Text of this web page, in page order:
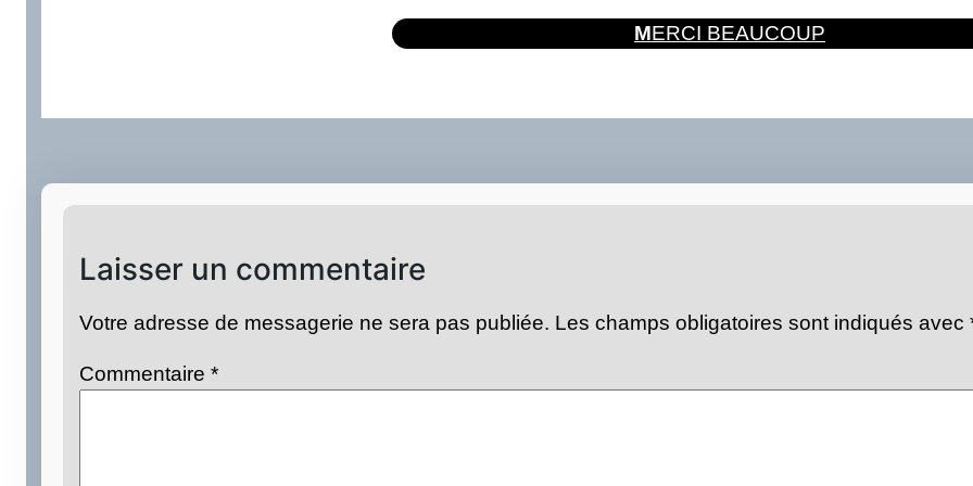
MERCI BEAUCOUP
Laisser un commentaire
Votre adresse de messagerie ne sera pas publiée. Les champs obligatoires sont indiqués avec
Commentaire*